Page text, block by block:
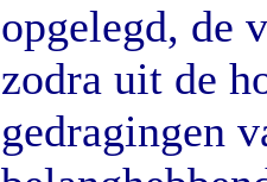
opgelegd, de
zodra uit de
gedragingen